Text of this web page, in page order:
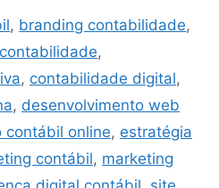
, branding contabilidade,
,
, contabilidade digital,
, desenvolvimento web
contábil online, estratégia
contábil, marketing